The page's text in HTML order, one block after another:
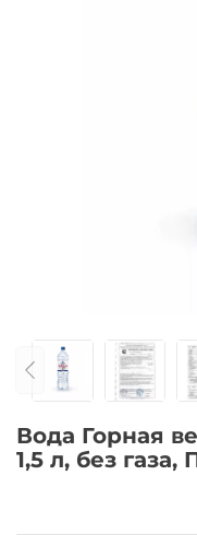
Вода Горная
1,5 л, без газа,